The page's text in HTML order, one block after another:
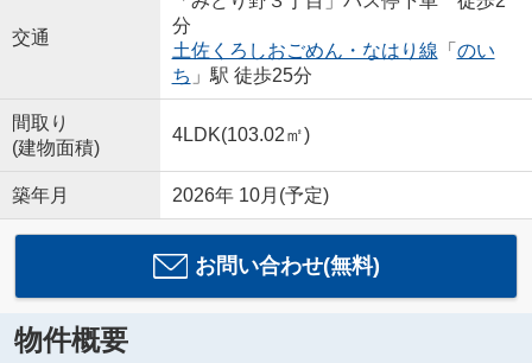
交通
分
土佐くろしおごめん・なはり線 「 のい
ち 」駅 徒歩25分
間取り
(建物面積)
4LDK(103.02㎡)
築年月 2026年 10月(予定)
お問い合わせ(無料)
物件概要